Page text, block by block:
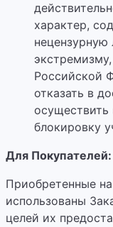
характер,
нецензурную
Российской
отказать в
блокировку
Для Покупателей:
Приобретенные
использованы
целей их